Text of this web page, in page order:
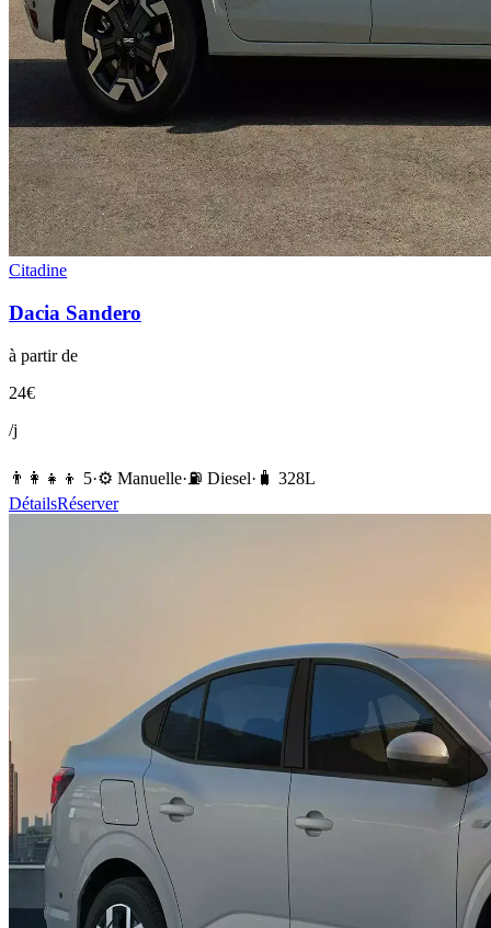
Citadine
Dacia Sandero
à partir de
24€
/j
👨‍👩‍👧‍👦 5·⚙️ Manuelle·⛽️ Diesel· 🧳 328L
DétailsRéserver